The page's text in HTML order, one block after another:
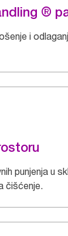
®
i
punjenja u
čišćenje.